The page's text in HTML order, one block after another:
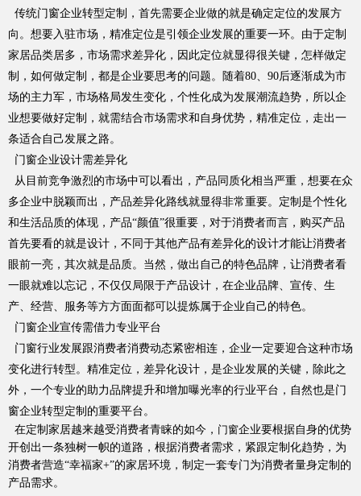
品牌资讯
Hennissy海外官网
传统门窗企业转型定制，首先需要企业做的就是确定定位的发展方
向。想要入驻市场，精准定位是引领企业发展的重要一环。由于定制
家居品类居多，市场需求差异化，因此定位就显得很关键，怎样做定
制，如何做定制，都是企业要思考的问题。随着80、90后逐渐成为市
场的主力军，市场格局发生变化，个性化成为发展潮流趋势，所以企
业想要做好定制，就需结合市场需求和自身优势，精准定位，走出一
条适合自己发展之路。
门窗企业设计需差异化
从目前竞争激烈的市场中可以看出，产品同质化相当严重，想要在众
多企业中脱颖而出，产品差异化路线就显得非常重要。定制是个性化
和生活品质的体现，产品“颜值”很重要，对于消费者而言，购买产品
首先要看的就是设计，不同于其他产品有差异化的设计才能让消费者
眼前一亮，其次就是品质。当然，做出自己的特色品牌，让消费者看
一眼就难以忘记，不仅仅局限于产品设计，在企业品牌、宣传、生
产、经营、服务等方方面面都可以提炼属于企业自己的特色。
门窗企业宣传需借力专业平台
门窗行业发展跟消费者消费动态紧密相连，企业一定要迎合这种市场
变化进行转型。精准定位，差异化设计，是企业发展的关键，除此之
外，一个专业的助力品牌提升和增加曝光率的行业平台，自然也是门
窗企业转型定制的重要平台。
在定制家居越来越受消费者青睐的如今， 门窗企业要根据自身的优势
开创出一条独树一帜的道路，根据消费者需求，紧跟定制化趋势，为
消费者营造“幸福家+”的家居环境，制定一套专门为消费者量身定制的
产品需求。